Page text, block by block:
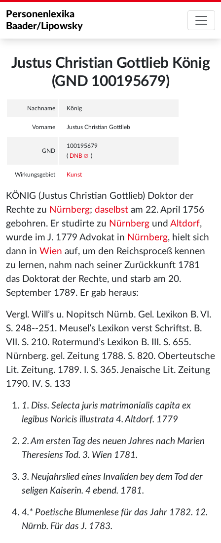
Personenlexika
Baader/Lipowsky
Justus Christian Gottlieb König
(GND 100195679)
Nachname König
Vorname Justus Christian Gottlieb
GND
100195679
( DNB )
Wirkungsgebiet Kunst
KÖNIG (Justus Christian Gottlieb) Doktor der
Rechte zu Nürnberg; daselbst am 22. April 1756
gebohren. Er studirte zu Nürnberg und Altdorf,
wurde im J. 1779 Advokat in Nürnberg, hielt sich
dann in Wien auf, um den Reichsproceß kennen
zu lernen, nahm nach seiner Zurückkunft 1781
das Doktorat der Rechte, und starb am 20.
September 1789. Er gab heraus:
Vergl. Will’s u. Nopitsch Nürnb. Gel. Lexikon B. VI.
S. 248--251. Meusel’s Lexikon verst Schriftst. B.
VII. S. 210. Rotermund’s Lexikon B. III. S. 655.
Nürnberg. gel. Zeitung 1788. S. 820. Oberteutsche
Lit. Zeitung. 1789. I. S. 365. Jenaische Lit. Zeitung
1790. IV. S. 133
1. Diss. Selecta juris matrimonialis capita ex
legibus Noricis illustrata 4. Altdorf. 1779
2. Am ersten Tag des neuen Jahres nach Marien
Theresiens Tod. 3. Wien 1781.
3. Neujahrslied eines Invaliden bey dem Tod der
seligen Kaiserin. 4 ebend. 1781.
4.* Poetische Blumenlese für das Jahr 1782. 12.
Nürnb. Für das J. 1783.